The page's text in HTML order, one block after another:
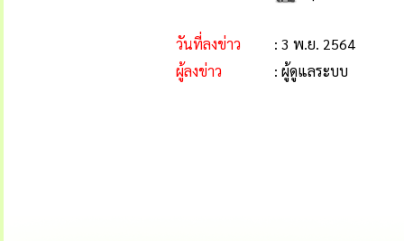
วันที่ลงข่าว
: 3 พ.ย. 2564
ผู้ลงข่าว
: ผู้ดูแลระบบ